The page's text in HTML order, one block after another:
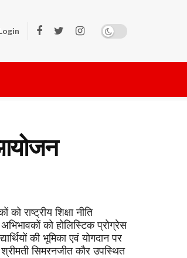
राष्ट्रीय शिक्षा नीति
को होलिस्टिक प्रोग्रेस
की भूमिका एवं योगदान पर
सिमरनजीत कौर उपस्थित